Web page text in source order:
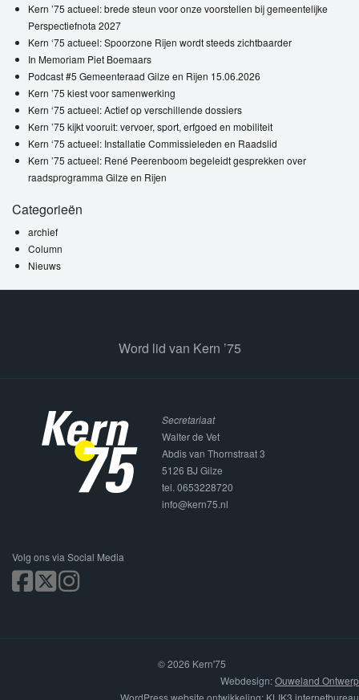
Kern ’75 actueel: brede steun voor onze voorstellen bij gemeentelijke
Perspectiefnota 2027
Kern ‘75 actueel: Spoorzone Rijen wordt steeds zichtbaarder
In Memoriam Piet Boemaars
Podcast #5 Gemeenteraad Gilze en Rijen 15.06.2026
Kern ’75 kiest voor samenwerking
Kern ‘75 actueel: Actief op verschillende dossiers
Kern ’75 kijkt vooruit: vervoer, sport, erfgoed en mobiliteit
Kern ‘75 actueel: Installatie Commissieleden en Raadslid
Kern ’75 actueel: René Peerenboom begeleidt gesprekken over
raadsprogramma Gilze en Rijen
Categorieën
archief
Column
Nieuws
Word lid van Kern ’75
Secretariaat
Walter de Vet
Abdis van Thornstraat 3
5126 BJ Gilze
tel. 0653228720
info@kern75.nl
Volg ons via Social Media
© 2026 Kern'75
Webdesign:Ouweland Ontwerp
WordPress website ontwikkeling: KLIK3 internetbureau